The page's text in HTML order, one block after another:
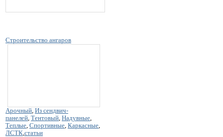
Строительство ангаров
Арочный, Из сендвич-
панелей, Тентовый, Надувные,
Теплые, Спортивные, Каркасные,
ЛСТК,статьи